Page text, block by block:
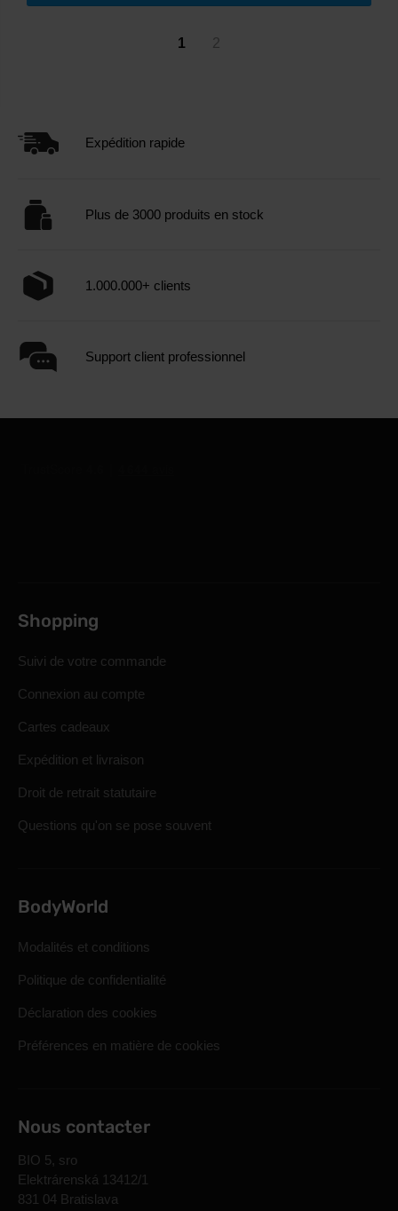
1 2
Expédition rapide
Plus de 3000 produits en stock
1.000.000+ clients
Support client professionnel
Shopping
Suivi de votre commande
Connexion au compte
Cartes cadeaux
Expédition et livraison
Droit de retrait statutaire
Questions qu'on se pose souvent
BodyWorld
Modalités et conditions
Politique de confidentialité
Déclaration des cookies
Préférences en matière de cookies
Nous contacter
BIO 5, sro
Elektrárenská 13412/1
831 04 Bratislava